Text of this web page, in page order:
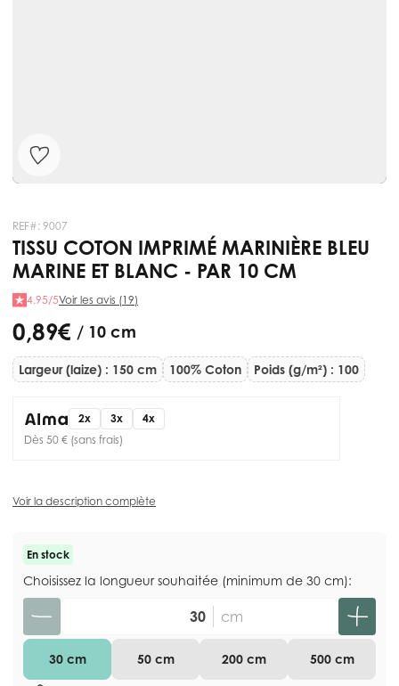
REF#: 9007
TISSU COTON IMPRIMÉ MARINIÈRE BLEU
MARINE ET BLANC - PAR 10 CM
4.95/5Voir les avis (19)
0,89 € / 10 cm
Largeur (laize) : 150 cm 100% Coton Poids (g/m²) : 100
2x 3x
4x
Dès 50 € (sans frais)
Voir la description complète
En stock
Choisissez la longueur souhaitée (minimum de 30 cm):
cm
30 cm 50 cm 200 cm 500 cm